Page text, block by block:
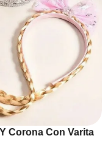
Corona Con Varita